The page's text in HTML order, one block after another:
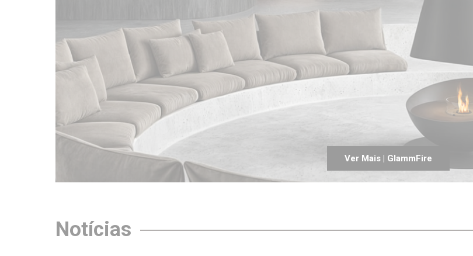
Ver Mais | GlammFire
Notícias